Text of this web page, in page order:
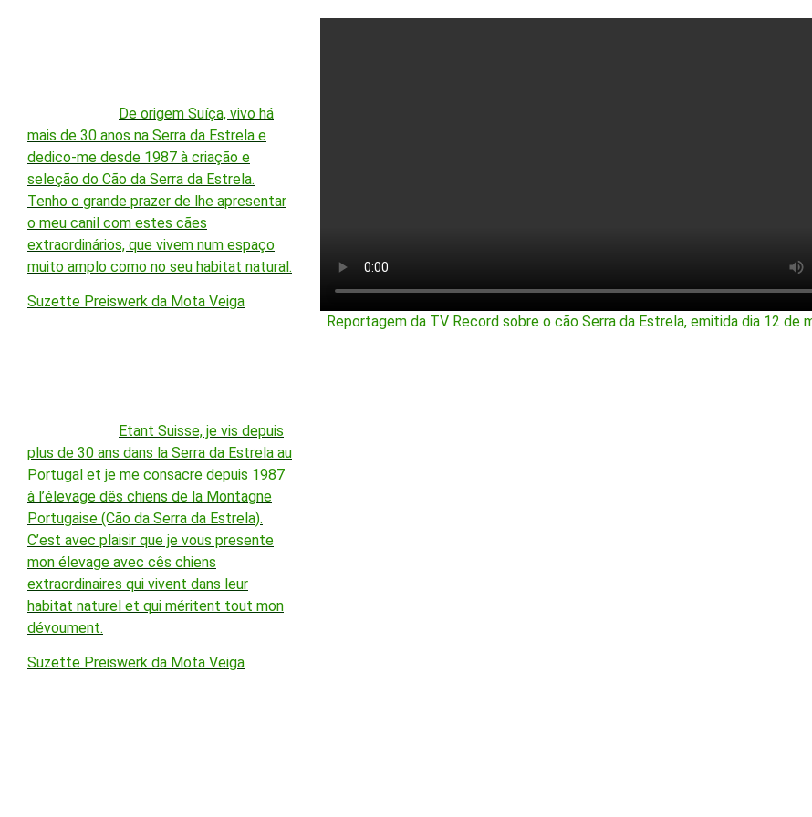
De origem Suíça, vivo há
mais de 30 anos na Serra da Estrela e
dedico-me desde 1987 à criação e
seleção do Cão da Serra da Estrela.
Tenho o grande prazer de lhe apresentar
o meu canil com estes cães
extraordinários, que vivem num espaço
muito amplo como no seu habitat natural.
Suzette Preiswerk da Mota Veiga
Etant Suisse, je vis depuis
plus de 30 ans dans la Serra da Estrela au
Portugal et je me consacre depuis 1987
à l’élevage dês chiens de la Montagne
Portugaise (Cão da Serra da Estrela).
C’est avec plaisir que je vous presente
mon élevage avec cês chiens
extraordinaires qui vivent dans leur
habitat naturel et qui méritent tout mon
dévoument.
Suzette Preiswerk da Mota Veiga
Reportagem da TV Record sobre o cão Serra da Estrela, emitida dia 12 de